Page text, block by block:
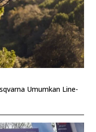
Umumkan Line-